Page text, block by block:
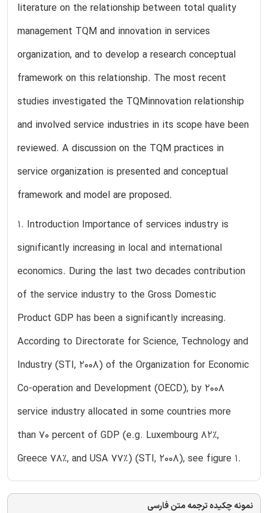
literature on the relationship between total quality
management TQM and innovation in services
organization, and to develop a research conceptual
framework on this relationship. The most recent
studies investigated the TQMinnovation relationship
and involved service industries in its scope have been
reviewed. A discussion on the TQM practices in
service organization is presented and conceptual
framework and model are proposed.
1. Introduction Importance of services industry is
significantly increasing in local and international
economics. During the last two decades contribution
of the service industry to the Gross Domestic
Product GDP has been a significantly increasing.
According to Directorate for Science, Technology and
Industry (STI, 2008) of the Organization for Economic
Co-operation and Development (OECD), by 2008
service industry allocated in some countries more
than 70 percent of GDP (e.g. Luxembourg 82%,
Greece 78%, and USA 77%) (STI, 2008), see figure 1.
نمونه چکیده ترجمه متن فارسی